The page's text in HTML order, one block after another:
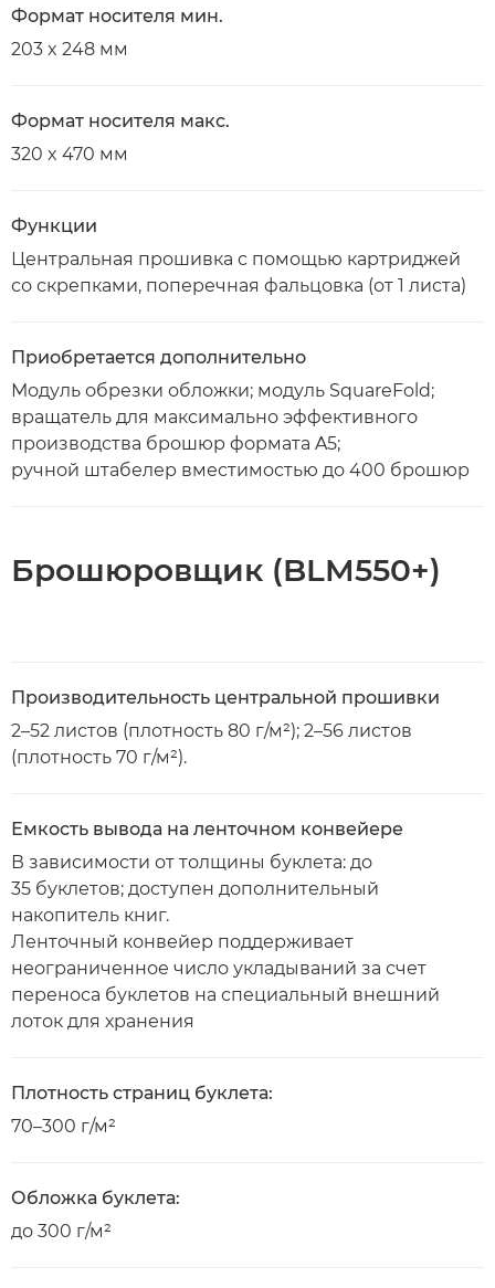
Формат носителя мин.
203 x 248 мм
Формат носителя макс.
320 x 470 мм
Функции
Центральная прошивка с помощью картриджей
со скрепками, поперечная фальцовка (от 1 листа)
Приобретается дополнительно
Модуль обрезки обложки; модуль SquareFold;
вращатель для максимально эффективного
производства брошюр формата A5;
ручной штабелер вместимостью до 400 брошюр
Брошюровщик (BLM550+)
Производительность центральной прошивки
2–52 листов (плотность 80 г/м²); 2–56 листов
(плотность 70 г/м²).
Емкость вывода на ленточном конвейере
В зависимости от толщины буклета: до
35 буклетов; доступен дополнительный
накопитель книг.
Ленточный конвейер поддерживает
неограниченное число укладываний за счет
переноса буклетов на специальный внешний
лоток для хранения
Плотность страниц буклета:
70–300 г/м²
Обложка буклета:
до 300 г/м²